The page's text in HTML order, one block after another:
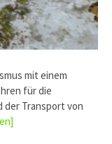
mit einem
für die
der Transport von